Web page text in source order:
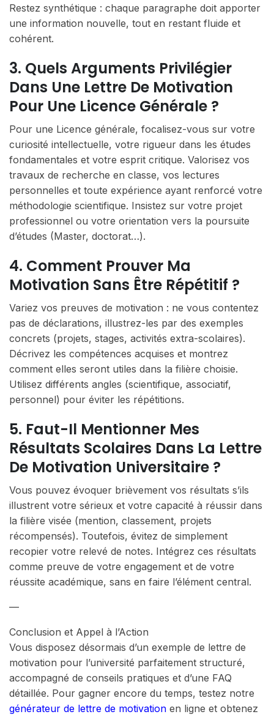
Restez synthétique : chaque paragraphe doit apporter
une information nouvelle, tout en restant fluide et
cohérent.
3. Quels Arguments Privilégier
Dans Une Lettre De Motivation
Pour Une Licence Générale ?
Pour une Licence générale, focalisez-vous sur votre
curiosité intellectuelle, votre rigueur dans les études
fondamentales et votre esprit critique. Valorisez vos
travaux de recherche en classe, vos lectures
personnelles et toute expérience ayant renforcé votre
méthodologie scientifique. Insistez sur votre projet
professionnel ou votre orientation vers la poursuite
d’études (Master, doctorat…).
4. Comment Prouver Ma
Motivation Sans Être Répétitif ?
Variez vos preuves de motivation : ne vous contentez
pas de déclarations, illustrez-les par des exemples
concrets (projets, stages, activités extra-scolaires).
Décrivez les compétences acquises et montrez
comment elles seront utiles dans la filière choisie.
Utilisez différents angles (scientifique, associatif,
personnel) pour éviter les répétitions.
5. Faut-Il Mentionner Mes
Résultats Scolaires Dans La Lettre
De Motivation Universitaire ?
Vous pouvez évoquer brièvement vos résultats s’ils
illustrent votre sérieux et votre capacité à réussir dans
la filière visée (mention, classement, projets
récompensés). Toutefois, évitez de simplement
recopier votre relevé de notes. Intégrez ces résultats
comme preuve de votre engagement et de votre
réussite académique, sans en faire l’élément central.
—
Conclusion et Appel à l’Action
Vous disposez désormais d’un exemple de lettre de
motivation pour l’université parfaitement structuré,
accompagné de conseils pratiques et d’une FAQ
détaillée. Pour gagner encore du temps, testez notre
générateur de lettre de motivation en ligne et obtenez